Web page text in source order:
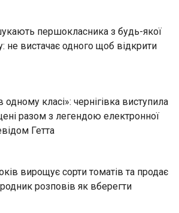
першокласника з будь-якої
не вистачає одного щоб відкрити
одному класі»: чернігівка виступила
разом з легендою електронної
Гетта
вирощує сорти томатів та продає
розповів як вберегти